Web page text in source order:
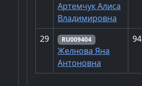
Артемчук Алиса
Владимировна
29 RU009404
Желнова Яна
Антоновна
94